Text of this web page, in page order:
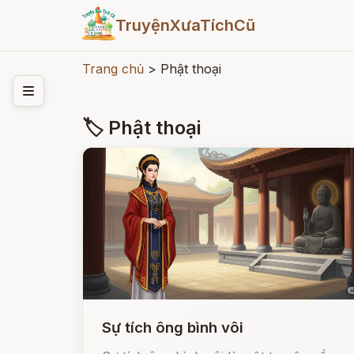
TruyệnXưaTíchCũ
Trang chủ > Phật thoại
🏷 Phật thoại
Sự tích ông bình vôi